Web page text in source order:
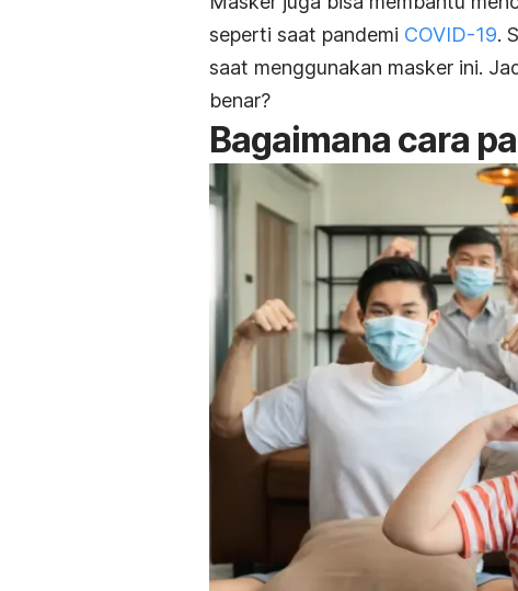
seperti saat pandemi COVID-19.
saat menggunakan masker ini.
benar?
Bagaimana cara